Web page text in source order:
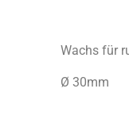
Wachs für
Ø 30mm